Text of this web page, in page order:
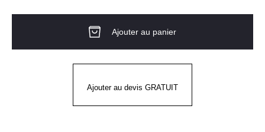
-
Ajouter au panier
Ajouter au devis GRATUIT